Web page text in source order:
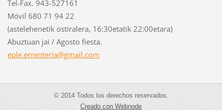
Tel-Fax. 943-527161
Móvil 680 71 94 22
(astelehenetik ostiralera, 16:30etatik 22:00etara)
Abuztuan jai / Agosto fiesta.
eple.errenteria@gmail.com
© 2014 Todos los derechos reservados.
Creado con Webnode